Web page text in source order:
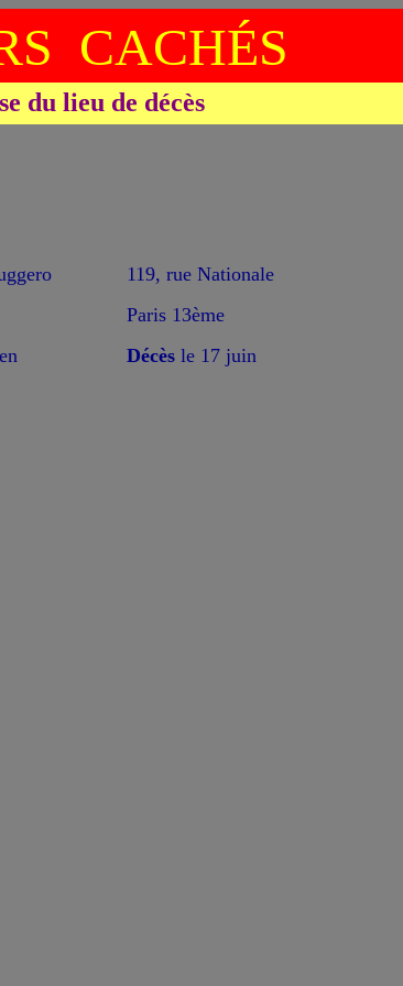
CACHÉS
lieu de décès
119, rue Nationale
Paris 13ème
Décès le 17 juin